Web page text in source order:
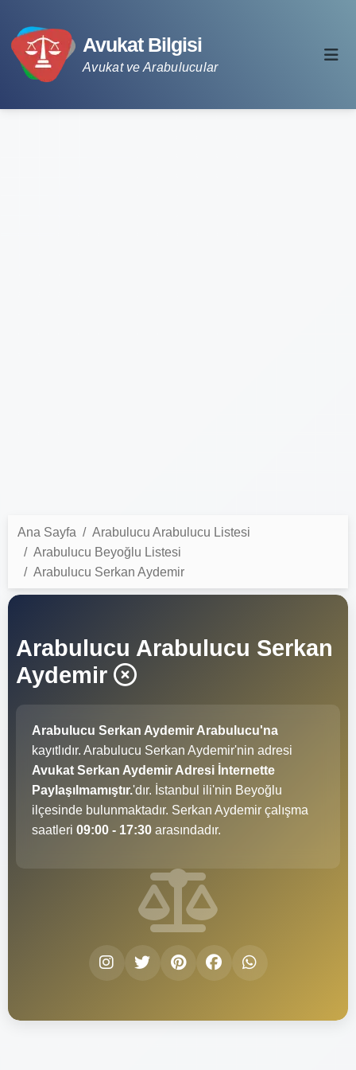
Avukat Bilgisi
Avukat ve Arabulucular
Ana Sayfa
Arabulucu Arabulucu Listesi
Arabulucu Beyoğlu Listesi
Arabulucu Serkan Aydemir
Arabulucu Arabulucu Serkan
Aydemir
Arabulucu Serkan Aydemir Arabulucu'na
kayıtlıdır. Arabulucu Serkan Aydemir'nin adresi
Avukat Serkan Aydemir Adresi İnternette
Paylaşılmamıştır.'dır. İstanbul ili'nin Beyoğlu
ilçesinde bulunmaktadır. Serkan Aydemir çalışma
saatleri 09:00 - 17:30 arasındadır.